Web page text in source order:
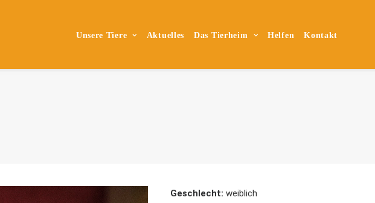
Unsere Tiere Aktuelles Das Tierheim Helfen Kontakt
Geschlecht: weiblich